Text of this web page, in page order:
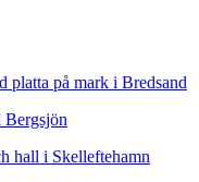
platta på mark i Bredsand
Bergsjön
hall i Skelleftehamn